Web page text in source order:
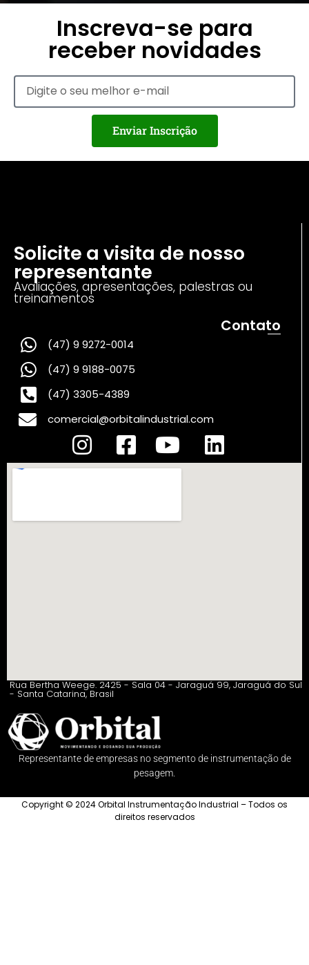
Inscreva-se para
receber novidades
Enviar Inscrição
Solicite a visita de nosso
representante
Avaliações, apresentações, palestras ou
treinamentos
Contato
(47) 9 9272-0014
(47) 9 9188-0075
(47) 3305-4389
comercial@orbitalindustrial.com
Rua Bertha Weege. 2425 - Sala 04 - Jaraguá 99, Jaraguá do Sul
- Santa Catarina, Brasil
Representante de empresas no segmento de instrumentação de
pesagem.
Copyright © 2024 Orbital Instrumentação Industrial – Todos os
direitos reservados